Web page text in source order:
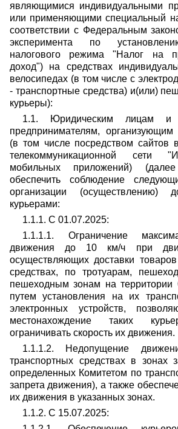
являющимися индивидуальными
или применяющими специальный
соответствии с Федеральным
эксперимента по
налогового режима "Налог на
доход") на средствах
велосипедах (в том числе с
- транспортные средства) и(или)
курьеры):
1.1. Юридическим лицам и
предпринимателям, организующим
(в том числе посредством сайтов
телекоммуникационной сети
мобильных приложений)
обеспечить соблюдение
организации (осуществлению)
курьерами:
1.1.1. С 01.07.2025:
1.1.1.1. Ограничение
движения до 10 км/ч при
осуществляющих доставки
средствах, по тротуарам,
пешеходным зонам на территории
путем установления на их
электронных устройств,
местонахождение таких
ограничивать скорость их движения.
1.1.1.2. Недопущение
транспортных средствах в зонах
определенных Комитетом по
запрета движения), а также
их движения в указанных зонах.
1.1.2. С 15.07.2025: